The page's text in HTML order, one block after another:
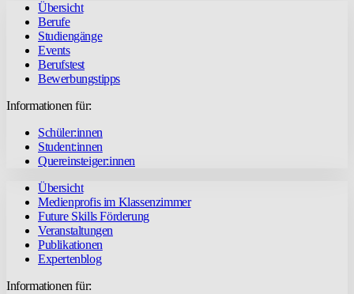
Übersicht
Berufe
Studiengänge
Events
Berufstest
Bewerbungstipps
Informationen für:
Schüler:innen
Student:innen
Quereinsteiger:innen
Übersicht
Medienprofis im Klassenzimmer
Future Skills Förderung
Veranstaltungen
Publikationen
Expertenblog
Informationen für: